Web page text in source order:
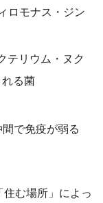
ロモナス・ジン
テリウム・ヌク
る菌
で免疫が弱る
む場所」によっ